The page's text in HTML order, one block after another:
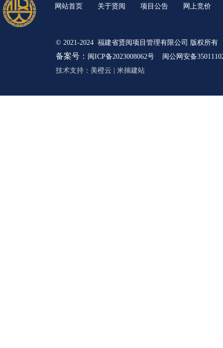
© 2021-2024 福建省贤阅项目管理有限公司 版权所有
备案号： 闽ICP备2023008062号
闽公网安备
技术支持： 美橙云 米揣建站
网站首页 关于贤阅 项目公告 网上竞价